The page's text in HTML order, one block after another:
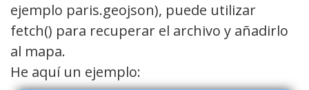
ejemplo paris.geojson), puede utilizar
fetch() para recuperar el archivo y añadirlo
al mapa.
He aquí un ejemplo: